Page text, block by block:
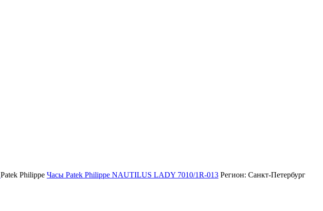
Patek Philippe Часы Patek Philippe NAUTILUS LADY 7010/1R-013 Регион: Санкт-Петербург